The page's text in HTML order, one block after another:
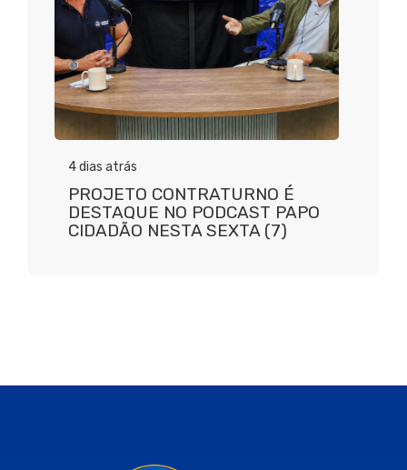
4 dias atrás
PROJETO CONTRATURNO É
DESTAQUE NO PODCAST PAPO
CIDADÃO NESTA SEXTA (7)